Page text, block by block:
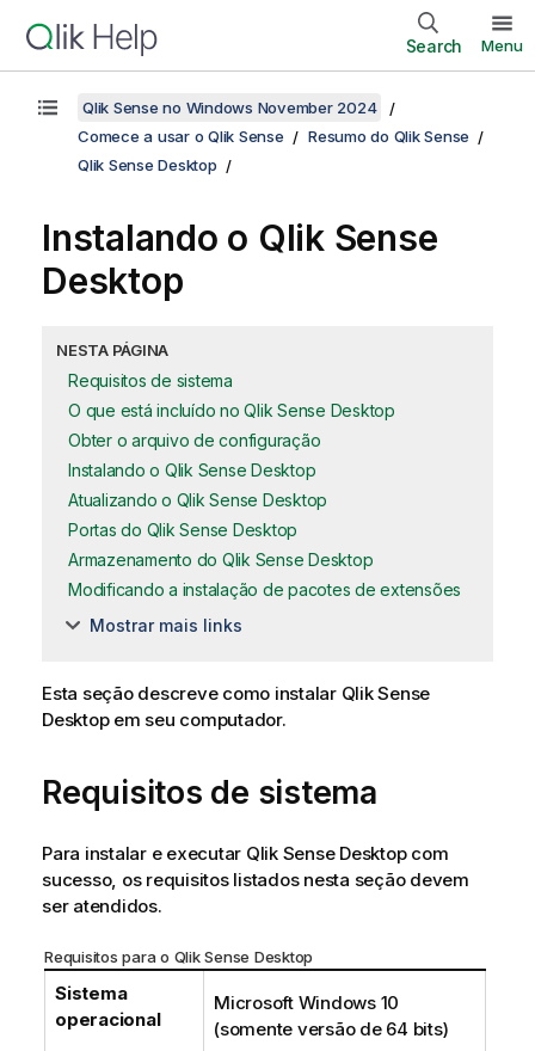
Search Menu
Qlik Sense no Windows November 2024
Comece a usar o Qlik Sense
Resumo do Qlik Sense
Qlik Sense Desktop
Instalando o Qlik Sense
Desktop
NESTA PÁGINA
Requisitos de sistema
O que está incluído no Qlik Sense Desktop
Obter o arquivo de configuração
Instalando o Qlik Sense Desktop
Atualizando o Qlik Sense Desktop
Portas do Qlik Sense Desktop
Armazenamento do Qlik Sense Desktop
Modificando a instalação de pacotes de extensões
Mostrar mais links
Esta seção descreve como instalar Qlik Sense
Desktopem seu computador.
Requisitos de sistema
Para instalar e executar Qlik Sense Desktopcom
sucesso, os requisitos listados nesta seção devem
ser atendidos.
Requisitos para o Qlik Sense Desktop
Sistema
operacional
Microsoft Windows10
(somente versão de 64 bits)